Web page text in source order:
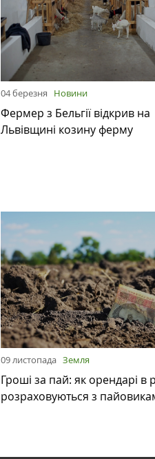
04 березня Новини
Фермер з Бельгії відкрив на
Львівщині козину ферму
09 листопада Земля
Гроші за пай: як орендарі в
розраховуються з